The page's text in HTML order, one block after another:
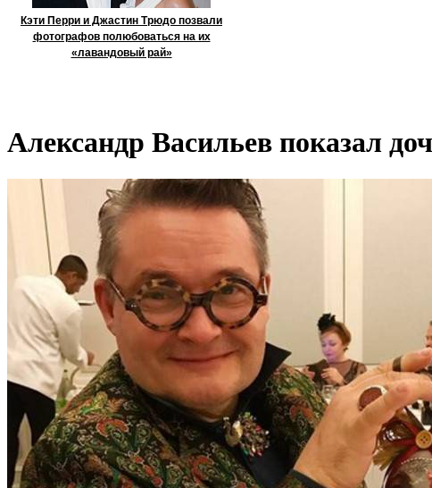
Кэти Перри и Джастин Трюдо позвали
фотографов полюбоваться на их
«лавандовый рай»
Александр Васильев показал